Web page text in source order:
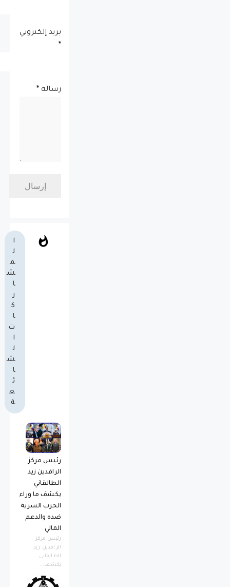
بريد إلكتروني
*
رسالة *
ا
ل
م
ش
ا
ر
ك
ا
ت
ا
ل
ش
ا
ئ
ع
ة
رئيس مركز
الرافدين زيد
الطالقاني
يكشف ما وراء
الحرب السرية
ضده والدعم
المالي
رئيس مركز
الرافدين زيد
الطالقاني
يكشف...